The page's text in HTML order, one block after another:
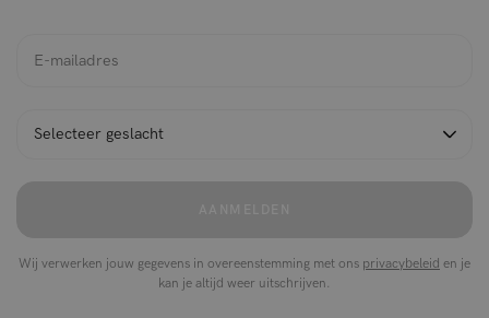
Wij verwerken jouw gegevens in overeenstemming met ons privacybeleid en je
kan je altijd weer uitschrijven.